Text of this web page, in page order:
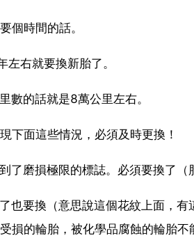
個時間的話。
右就要換新胎了。
數的話就是8萬公里左右。
下面這些情況，必須及時更換！
了磨損極限的標誌。必須要換了（
也要換（意思說這個花紋上面，
損的輪胎，被化學品腐蝕的輪胎不